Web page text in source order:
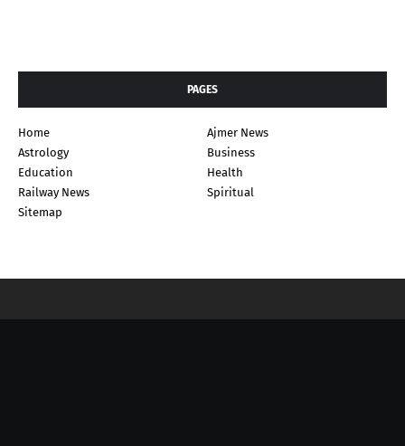
PAGES
Home
Ajmer News
Astrology
Business
Education
Health
Railway News
Spiritual
Sitemap